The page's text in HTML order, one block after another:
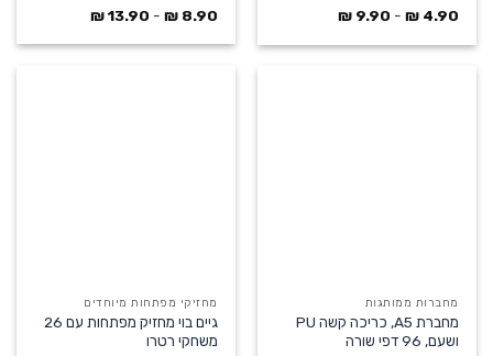
4.90
₪
-
9.90
₪
8.90
₪
-
13.90
₪
מחברות ממותגות
מחברת A5, כריכה קשה PU
ושעם, 96 דפי שורה
מחזיקי מפתחות מיוחדים
גיים בוי מחזיק מפתחות עם 26
משחקי רטרו